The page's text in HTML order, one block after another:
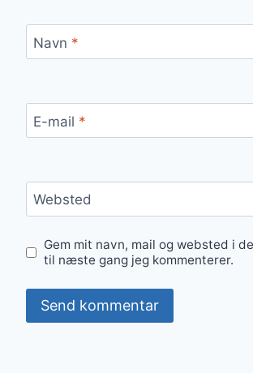
Navn *
E-mail *
Websted
Gem mit navn, mail og websted i
til næste gang jeg kommenterer.